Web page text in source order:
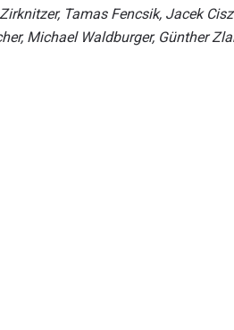
Tamas Fencsik, Jacek
Michael Waldburger, Günther